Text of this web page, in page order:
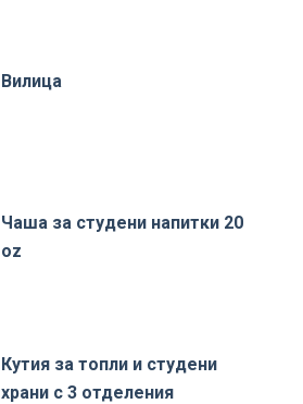
Вилица
Чаша за студени напитки 20
oz
Кутия за топли и студени
храни с 3 отделения